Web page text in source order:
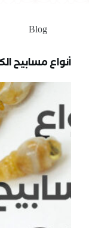
Blog
أنواع مسابيح